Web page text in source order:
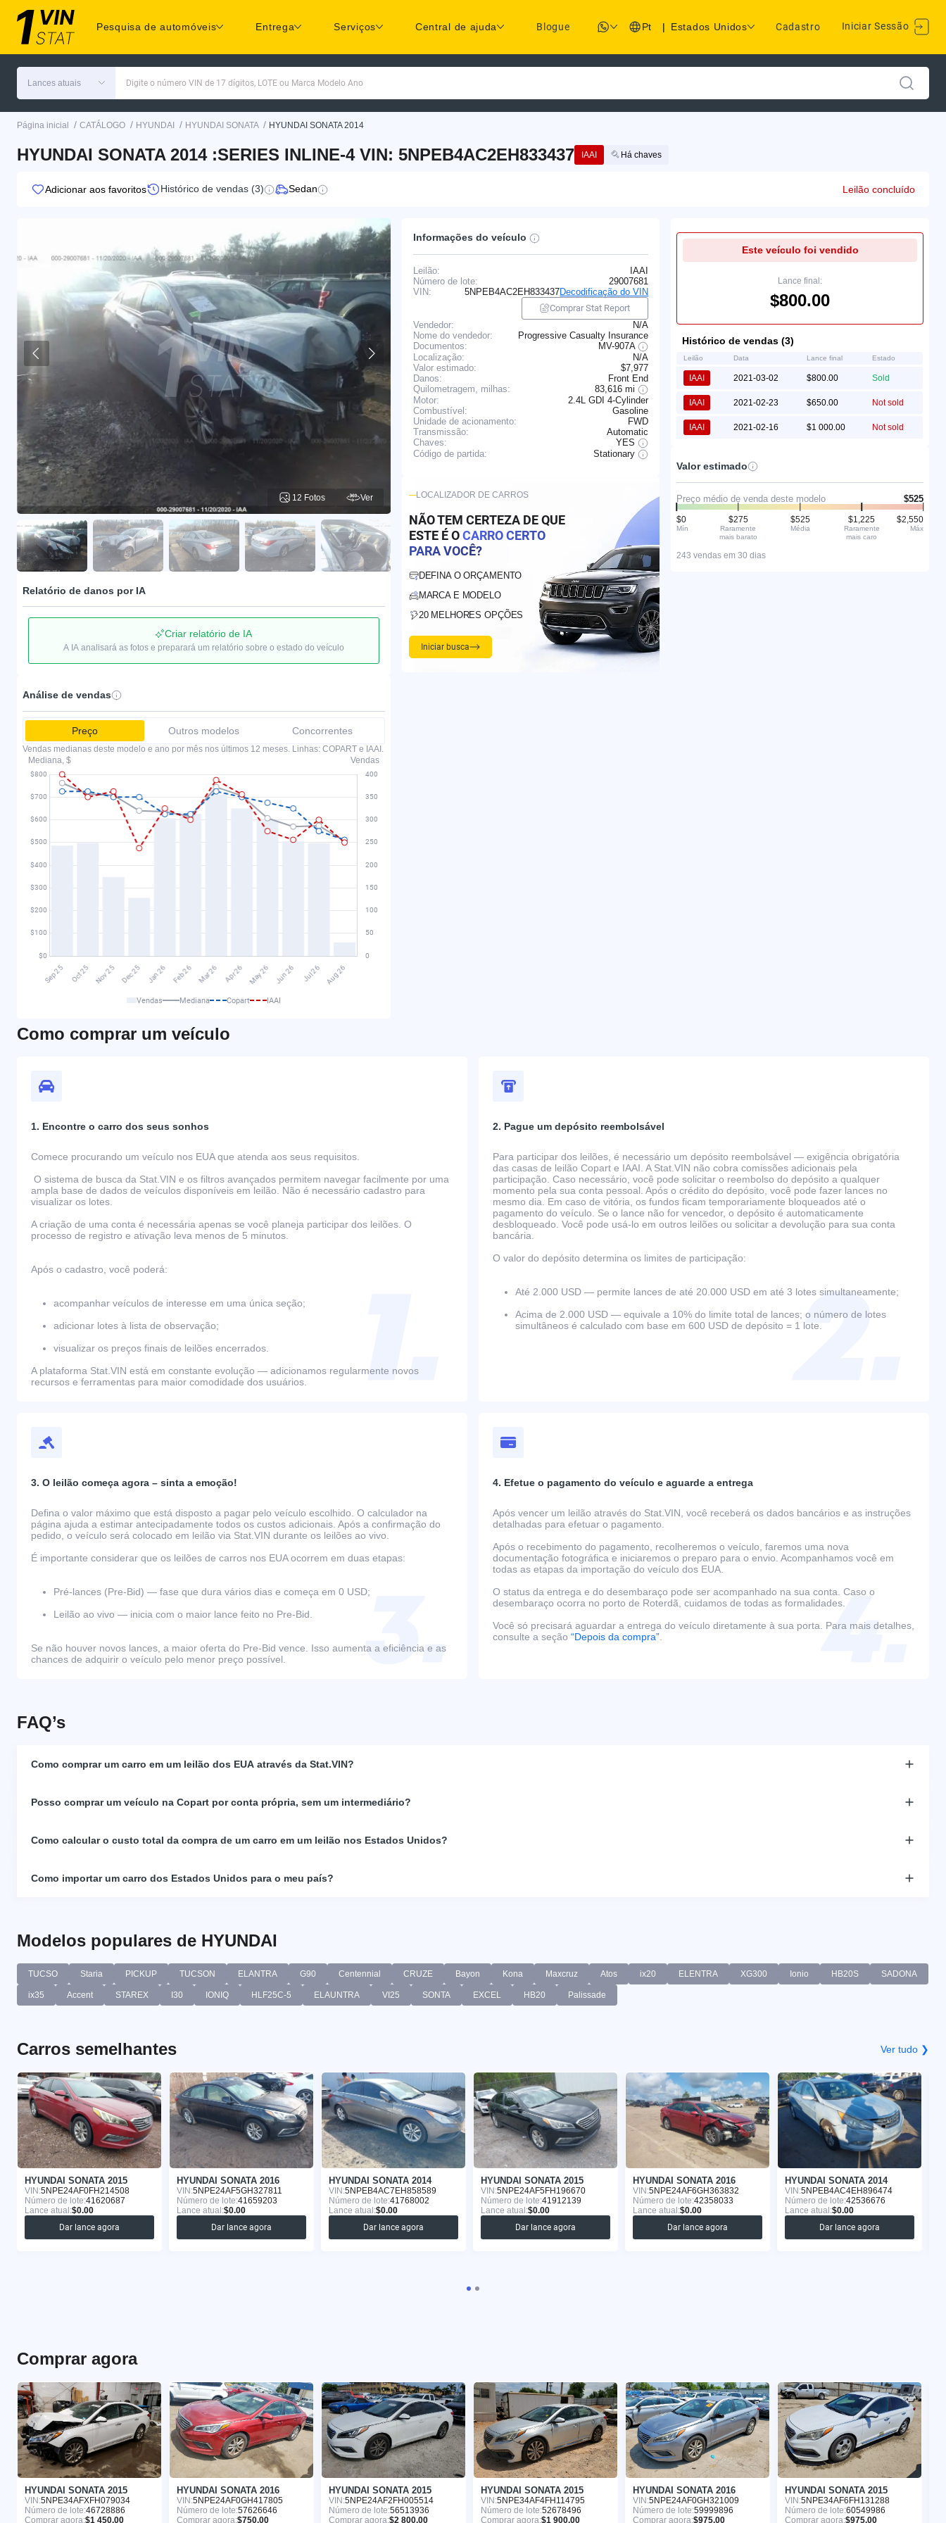
Pesquisa de automóveis Entrega Serviços Central de ajuda Blogue Pt | Estados Unidos Cadastro Iniciar Sessão
Lances atuais Digite o número VIN de 17 dígitos, LOTE ou Marca Modelo Ano
Página inicial / CATÁLOGO / HYUNDAI / HYUNDAI SONATA / HYUNDAI SONATA 2014
HYUNDAI SONATA 2014 :SERIES INLINE-4 VIN: 5NPEB4AC2EH833437 IAAI Há chaves
Adicionar aos favoritos Histórico de vendas (3) Sedan Leilão concluído
12 Fotos Ver
Relatório de danos por IA
Criar relatório de IA
A IA analisará as fotos e preparará um relatório sobre o estado do veículo
Análise de vendas
Preço Outros modelos Concorrentes
Vendas medianas deste modelo e ano por mês nos últimos 12 meses. Linhas: COPART e IAAI.
Mediana, $
Vendas
Vendas Mediana Copart IAAI
Informações do veículo
Leilão:
IAAI
Número de lote:
29007681
VIN:
5NPEB4AC2EH833437Decodificação do VIN
Comprar Stat Report
Vendedor:
N/A
Nome do vendedor:
Progressive Casualty Insurance
Documentos:
MV-907A
Localização:
N/A
Valor estimado:
$7,977
Danos:
Front End
Quilometragem, milhas:
83,616 mi
Motor:
2.4L GDI 4-Cylinder
Combustível:
Gasoline
Unidade de acionamento:
FWD
Transmissão:
Automatic
Chaves:
YES
Código de partida:
Stationary
LOCALIZADOR DE CARROS
NÃO TEM CERTEZA DE QUE
ESTE É OCARRO CERTO
PARA VOCÊ?
DEFINA O ORÇAMENTO
MARCA E MODELO
20 MELHORES OPÇÕES
Iniciar busca
Este veículo foi vendido
Lance final:
$800.00
Histórico de vendas (3)
Leilão Data Lance final Estado
IAAI 2021-03-02 $800.00 Sold
IAAI 2021-02-23 $650.00 Not sold
IAAI 2021-02-16 $1 000.00 Not sold
Valor estimado
Preço médio de venda deste modelo $525
$0
Mín
$275
Raramente
mais barato
$525
Média
$1,225
Raramente
mais caro
$2,550
Máx
243 vendas em 30 dias
Como comprar um veículo
1. Encontre o carro dos seus sonhos
Comece procurando um veículo nos EUA que atenda aos seus requisitos.
O sistema de busca da Stat.VIN e os filtros avançados permitem navegar facilmente por uma
ampla base de dados de veículos disponíveis em leilão. Não é necessário cadastro para
visualizar os lotes.
A criação de uma conta é necessária apenas se você planeja participar dos leilões. O
processo de registro e ativação leva menos de 5 minutos.
Após o cadastro, você poderá:
acompanhar veículos de interesse em uma única seção;
adicionar lotes à lista de observação;
visualizar os preços finais de leilões encerrados.
A plataforma Stat.VIN está em constante evolução — adicionamos regularmente novos
recursos e ferramentas para maior comodidade dos usuários.
2. Pague um depósito reembolsável
Para participar dos leilões, é necessário um depósito reembolsável — exigência obrigatória
das casas de leilão Copart e IAAI. A Stat.VIN não cobra comissões adicionais pela
participação. Caso necessário, você pode solicitar o reembolso do depósito a qualquer
momento pela sua conta pessoal. Após o crédito do depósito, você pode fazer lances no
mesmo dia. Em caso de vitória, os fundos ficam temporariamente bloqueados até o
pagamento do veículo. Se o lance não for vencedor, o depósito é automaticamente
desbloqueado. Você pode usá-lo em outros leilões ou solicitar a devolução para sua conta
bancária.
O valor do depósito determina os limites de participação:
Até 2.000 USD — permite lances de até 20.000 USD em até 3 lotes simultaneamente;
Acima de 2.000 USD — equivale a 10% do limite total de lances; o número de lotes
simultâneos é calculado com base em 600 USD de depósito = 1 lote.
3. O leilão começa agora – sinta a emoção!
Defina o valor máximo que está disposto a pagar pelo veículo escolhido. O calculador na
página ajuda a estimar antecipadamente todos os custos adicionais. Após a confirmação do
pedido, o veículo será colocado em leilão via Stat.VIN durante os leilões ao vivo.
É importante considerar que os leilões de carros nos EUA ocorrem em duas etapas:
Pré-lances (Pre-Bid) — fase que dura vários dias e começa em 0 USD;
Leilão ao vivo — inicia com o maior lance feito no Pre-Bid.
Se não houver novos lances, a maior oferta do Pre-Bid vence. Isso aumenta a eficiência e as
chances de adquirir o veículo pelo menor preço possível.
4. Efetue o pagamento do veículo e aguarde a entrega
Após vencer um leilão através do Stat.VIN, você receberá os dados bancários e as instruções
detalhadas para efetuar o pagamento.
Após o recebimento do pagamento, recolheremos o veículo, faremos uma nova
documentação fotográfica e iniciaremos o preparo para o envio. Acompanhamos você em
todas as etapas da importação do veículo dos EUA.
O status da entrega e do desembaraço pode ser acompanhado na sua conta. Caso o
desembaraço ocorra no porto de Roterdã, cuidamos de todas as formalidades.
Você só precisará aguardar a entrega do veículo diretamente à sua porta. Para mais detalhes,
consulte a seção “Depois da compra”
FAQ’s
Como comprar um carro em um leilão dos EUA através da Stat.VIN?
Posso comprar um veículo na Copart por conta própria, sem um intermediário?
Como calcular o custo total da compra de um carro em um leilão nos Estados Unidos?
Como importar um carro dos Estados Unidos para o meu país?
Modelos populares de HYUNDAI
TUCSO Staria PICKUP TUCSON ELANTRA G90 Centennial CRUZE Bayon Kona Maxcruz Atos ix20 ELENTRA XG300 Ionio HB20S SADONA
ix35 Accent STAREX I30 IONIQ HLF25C-5 ELAUNTRA VI25 SONTA EXCEL HB20 Palissade
Carros semelhantes Ver tudo ❯
HYUNDAI SONATA 2015
VIN:5NPE24AF0FH214508
Número de lote:41620687
Lance atual:$0.00
Dar lance agora
HYUNDAI SONATA 2016
VIN:5NPE24AF5GH327811
Número de lote:41659203
Lance atual:$0.00
Dar lance agora
HYUNDAI SONATA 2014
VIN:5NPEB4AC7EH858589
Número de lote:41768002
Lance atual:$0.00
Dar lance agora
HYUNDAI SONATA 2015
VIN:5NPE24AF5FH196670
Número de lote:41912139
Lance atual:$0.00
Dar lance agora
HYUNDAI SONATA 2016
VIN:5NPE24AF6GH363832
Número de lote:42358033
Lance atual:$0.00
Dar lance agora
HYUNDAI SONATA 2014
VIN:5NPEB4AC4EH896474
Número de lote:42536676
Lance atual:$0.00
Dar lance agora
Comprar agora
HYUNDAI SONATA 2015
VIN:5NPE34AFXFH079034
Número de lote:46728886
Comprar agora:$1 450.00
HYUNDAI SONATA 2016
VIN:5NPE24AF0GH417805
Número de lote:57626646
Comprar agora:$750.00
HYUNDAI SONATA 2015
VIN:5NPE24AF2FH005514
Número de lote:56513936
Comprar agora:$2 800.00
HYUNDAI SONATA 2015
VIN:5NPE34AF4FH114795
Número de lote:52678496
Comprar agora:$1 900.00
HYUNDAI SONATA 2016
VIN:5NPE24AF0GH321009
Número de lote:59999896
Comprar agora:$975.00
HYUNDAI SONATA 2015
VIN:5NPE34AF6FH131288
Número de lote:60549986
Comprar agora:$975.00